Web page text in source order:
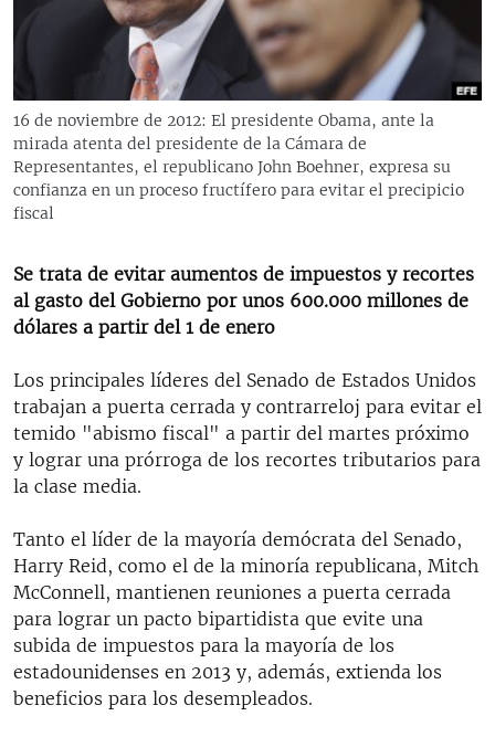
RADIO MARTÍ
ESPECIALES
LA REALIDAD DE LA VIVIENDA EN CUBA
SER VIEJO EN CUBA
KENTU-CUBANO
DESINFORMACIÓN RUSA EN AMÉRICA LATINA
LA INVASIÓN DE RUSIA A UCRANIA
MULTIMEDIA
EDITORIALES
SÍGUENOS
16 de noviembre de 2012: El presidente Obama, ante la
mirada atenta del presidente de la Cámara de
Representantes, el republicano John Boehner, expresa su
confianza en un proceso fructífero para evitar el precipicio
fiscal
Se trata de evitar aumentos de impuestos y recortes
al gasto del Gobierno por unos 600.000 millones de
dólares a partir del 1 de enero
Los principales líderes del Senado de Estados Unidos
trabajan a puerta cerrada y contrarreloj para evitar el
temido "abismo fiscal" a partir del martes próximo
y lograr una prórroga de los recortes tributarios para
la clase media.
Tanto el líder de la mayoría demócrata del Senado,
Harry Reid, como el de la minoría republicana, Mitch
McConnell, mantienen reuniones a puerta cerrada
para lograr un pacto bipartidista que evite una
subida de impuestos para la mayoría de los
estadounidenses en 2013 y, además, extienda los
beneficios para los desempleados.